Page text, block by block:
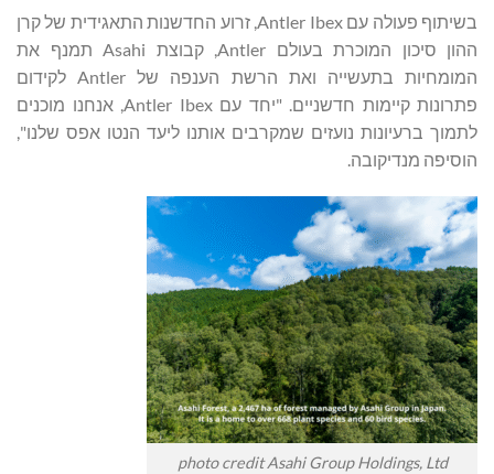
בשיתוף פעולה עם Antler Ibex, זרוע החדשנות התאגידית של קרן
ההון סיכון המוכרת בעולם Antler, קבוצת Asahi תמנף את
המומחיות בתעשייה ואת הרשת הענפה של Antler לקידום
פתרונות קיימות חדשניים. "יחד עם Antler Ibex, אנחנו מוכנים
לתמוך ברעיונות נועזים שמקרבים אותנו ליעד הנטו אפס שלנו",
הוסיפה מנדיקובה.
photo credit Asahi Group Holdings, Ltd